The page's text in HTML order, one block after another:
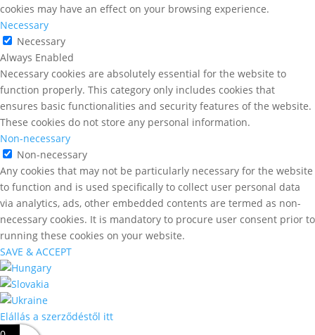
cookies may have an effect on your browsing experience.
Necessary
Necessary
Always Enabled
Necessary cookies are absolutely essential for the website to
function properly. This category only includes cookies that
ensures basic functionalities and security features of the website.
These cookies do not store any personal information.
Non-necessary
Non-necessary
Any cookies that may not be particularly necessary for the website
to function and is used specifically to collect user personal data
via analytics, ads, other embedded contents are termed as non-
necessary cookies. It is mandatory to procure user consent prior to
running these cookies on your website.
SAVE & ACCEPT
Elállás a szerződéstől itt